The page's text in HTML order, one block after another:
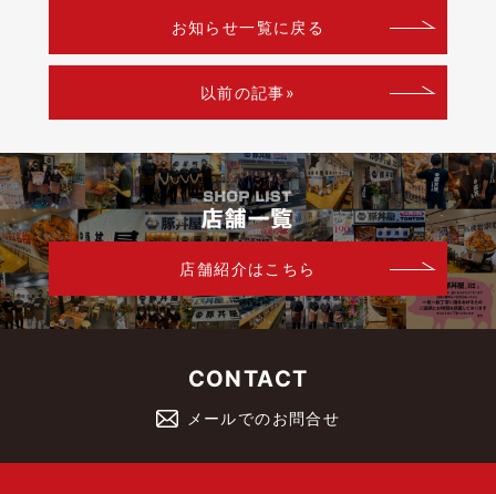
お知らせ一覧に戻る
以前の記事»
店舗紹介はこちら
CONTACT
メールでのお問合せ